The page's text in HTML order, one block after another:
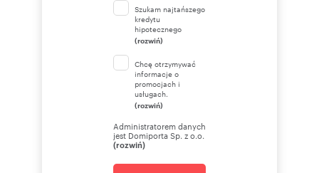
Szukam najtańszego
kredytu
hipotecznego
(rozwiń)
Chcę otrzymywać
informacje o
promocjach i
usługach.
(rozwiń)
Administratorem danych
jest Domiporta Sp. z o.o.
(rozwiń)